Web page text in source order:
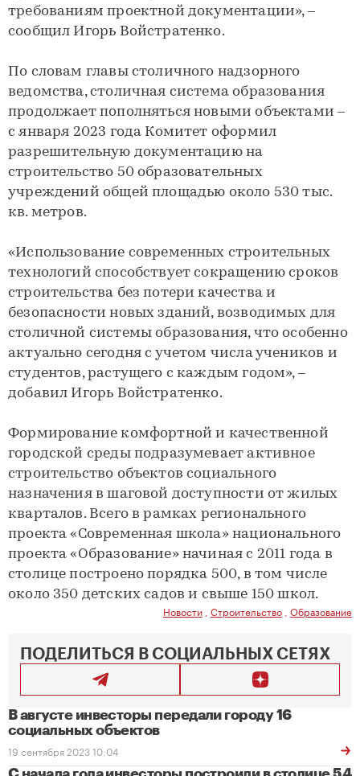
требованиям проектной документации», –
сообщил Игорь Войстратенко.
По словам главы столичного надзорного
ведомства, столичная система образования
продолжает пополняться новыми объектами –
с января 2023 года Комитет оформил
разрешительную документацию на
строительство 50 образовательных
учреждений общей площадью около 530 тыс.
кв. метров.
«Использование современных строительных
технологий способствует сокращению сроков
строительства без потери качества и
безопасности новых зданий, возводимых для
столичной системы образования, что особенно
актуально сегодня с учетом числа учеников и
студентов, растущего с каждым годом», –
добавил Игорь Войстратенко.
Формирование комфортной и качественной
городской среды подразумевает активное
строительство объектов социального
назначения в шаговой доступности от жилых
кварталов. Всего в рамках регионального
проекта «Современная школа» национального
проекта «Образование» начиная с 2011 года в
столице построено порядка 500, в том числе
около 350 детских садов и свыше 150 школ.
Новости Строительство Образование
ПОДЕЛИТЬСЯ В СОЦИАЛЬНЫХ СЕТЯХ
В августе инвесторы передали городу 16
социальных объектов
19 сентября 2023 10:04